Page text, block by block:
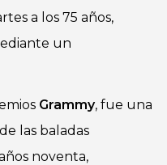
a los 75 años,
un
Grammy, fue una
las baladas
noventa,